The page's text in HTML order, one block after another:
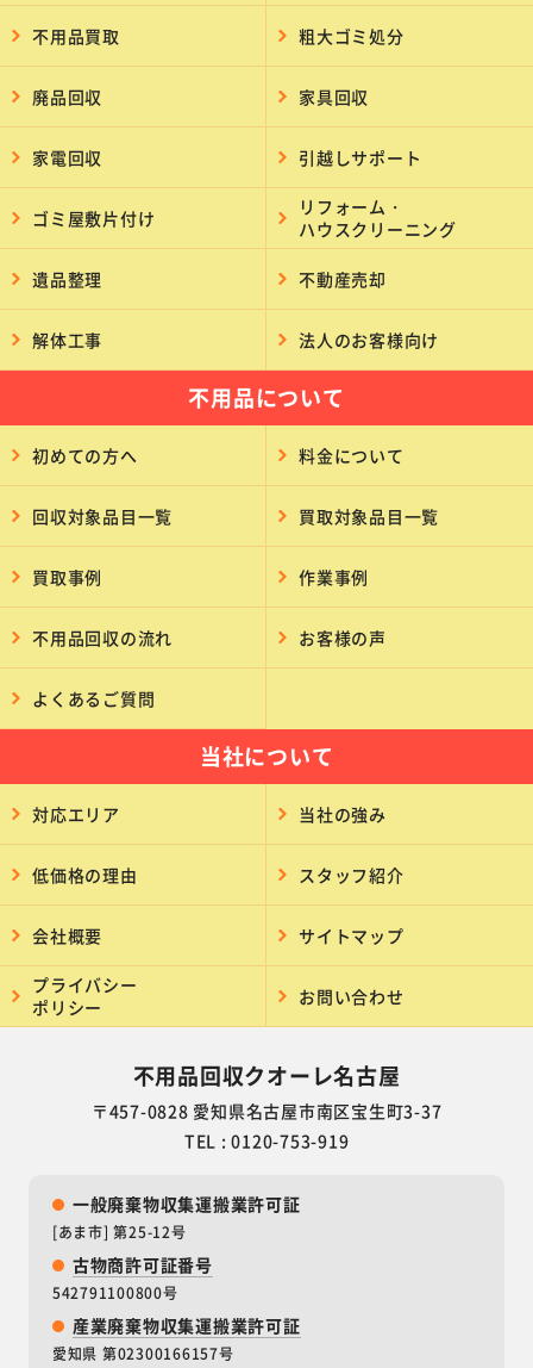
不用品買取 粗大ゴミ処分
廃品回収 家具回収
家電回収 引越しサポート
ゴミ屋敷片付け
リフォーム・
ハウスクリーニング
遺品整理 不動産売却
解体工事 法人のお客様向け
不用品について
初めての方へ 料金について
回収対象品目一覧 買取対象品目一覧
買取事例 作業事例
不用品回収の流れ お客様の声
よくあるご質問
当社について
対応エリア 当社の強み
低価格の理由 スタッフ紹介
会社概要 サイトマップ
プライバシー
ポリシー
お問い合わせ
不用品回収クオーレ名古屋
〒457-0828 愛知県名古屋市南区宝生町3-37
TEL : 0120-753-919
一般廃棄物収集運搬業許可証
[あま市] 第25-12号
古物商許可証番号
542791100800号
産業廃棄物収集運搬業許可証
愛知県 第02300166157号